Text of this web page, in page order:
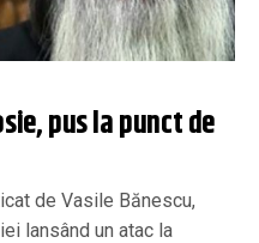
pus la punct de
de Vasile Bănescu,
lansând un atac la